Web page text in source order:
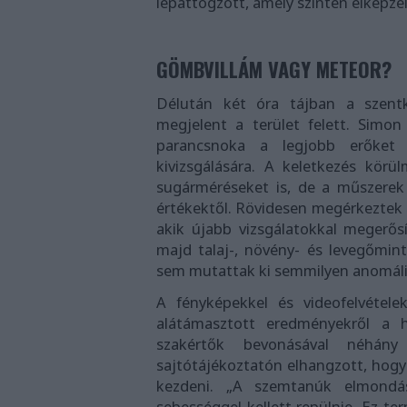
GÖMBVILLÁM VAGY METEOR?
Délután két óra tájban a
megjelent a terület felett. Simon
parancsnoka a legjobb
kivizsgálására. A keletkezés
sugárméréseket is, de a
értékektől. Rövidesen
akik újabb vizsgálatokkal
majd talaj-, növény- és
sem mutattak ki semmilyen
A fényképekkel és
alátámasztott eredményekről a
szakértők bevonásával
sajtótájékoztatón elhangzott,
kezdeni. „A szemtanúk